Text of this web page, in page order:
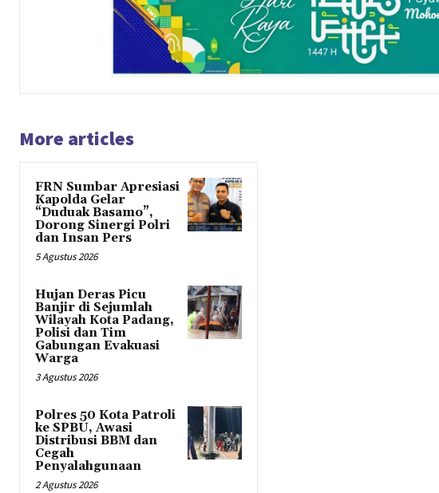
More articles
FRN Sumbar Apresiasi
Kapolda Gelar
“Duduak Basamo”,
Dorong Sinergi Polri
dan Insan Pers
5 Agustus 2026
Hujan Deras Picu
Banjir di Sejumlah
Wilayah Kota Padang,
Polisi dan Tim
Gabungan Evakuasi
Warga
3 Agustus 2026
Polres 50 Kota Patroli
ke SPBU, Awasi
Distribusi BBM dan
Cegah
Penyalahgunaan
2 Agustus 2026